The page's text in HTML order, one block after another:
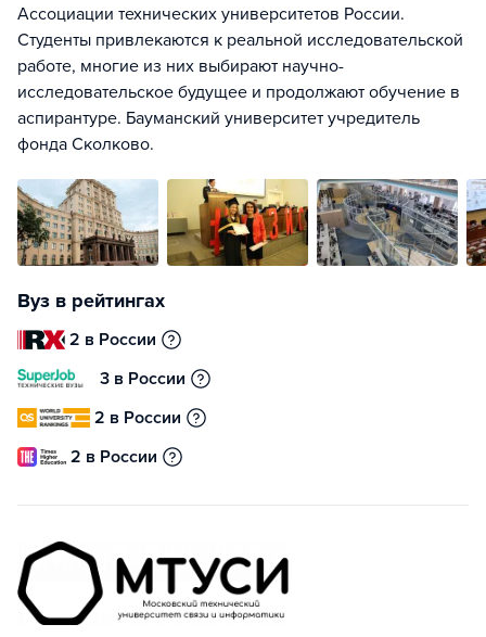
Ассоциации технических университетов России.
Студенты привлекаются к реальной исследовательской
работе, многие из них выбирают научно-
исследовательское будущее и продолжают обучение в
аспирантуре. Бауманский университет учредитель
фонда Сколково.
Вуз в рейтингах
2 в России
3 в России
2 в России
2 в России